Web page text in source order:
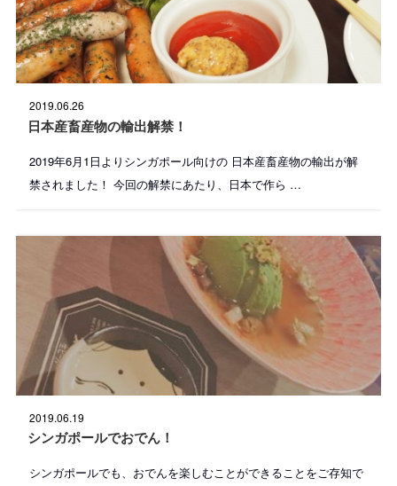
投
稿
日
:
2019.06.26
日本産畜産物の輸出解禁！
2019年6月1日よりシンガポール向けの 日本産畜産物の輸出が解
禁されました！ 今回の解禁にあたり、日本で作ら …
投
稿
日
:
2019.06.19
シンガポールでおでん！
シンガポールでも、おでんを楽しむことができることをご存知で